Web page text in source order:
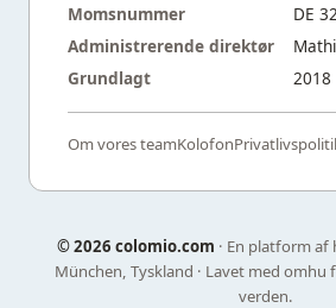
Momsnummer
DE
Administrerende direktør
Grundlagt
2018
Om vores teamKolofon
©2026 colomio.com · En platform af
München, Tyskland · Lavet med omhu
verden.